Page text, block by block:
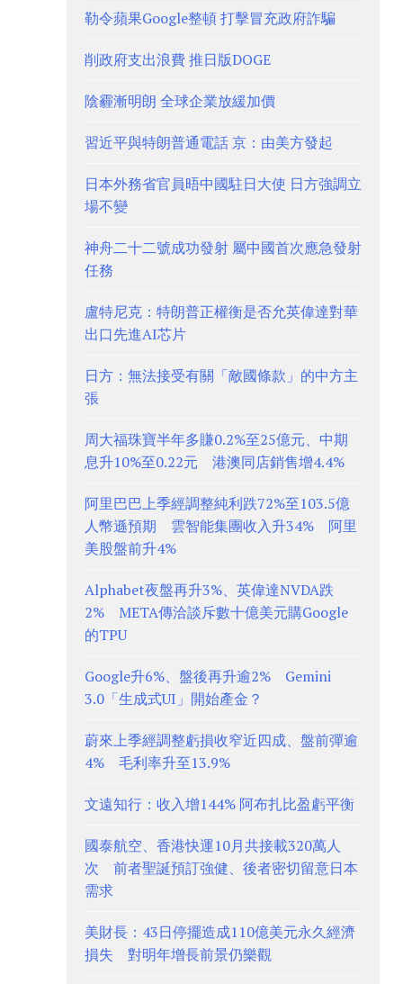
勒令蘋果Google整頓 打擊冒充政府詐騙
削政府支出浪費 推日版DOGE
陰霾漸明朗 全球企業放緩加價
習近平與特朗普通電話 京：由美方發起
日本外務省官員晤中國駐日大使 日方強調立
場不變
神舟二十二號成功發射 屬中國首次應急發射
任務
盧特尼克：特朗普正權衡是否允英偉達對華
出口先進AI芯片
日方：無法接受有關「敵國條款」的中方主
張
周大福珠寶半年多賺0.2%至25億元、中期
息升10%至0.22元 港澳同店銷售增4.4%
阿里巴巴上季經調整純利跌72%至103.5億
人幣遜預期 雲智能集團收入升34% 阿里
美股盤前升4%
Alphabet夜盤再升3%、英偉達NVDA跌
2% META傳洽談斥數十億美元購Google
的TPU
Google升6%、盤後再升逾2% Gemini
3.0「生成式UI」開始產金？
蔚來上季經調整虧損收窄近四成、盤前彈逾
4% 毛利率升至13.9%
文遠知行：收入增144% 阿布扎比盈虧平衡
國泰航空、香港快運10月共接載320萬人
次 前者聖誕預訂強健、後者密切留意日本
需求
美財長：43日停擺造成110億美元永久經濟
損失 對明年增長前景仍樂觀